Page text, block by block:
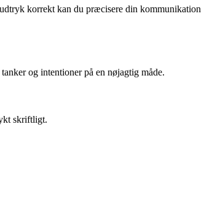
korrekt kan du præcisere din kommunikation
og intentioner på en nøjagtig måde.
skriftligt.